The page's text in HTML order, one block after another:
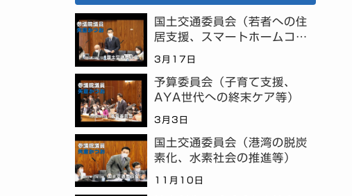
国土交通委員会（若者への住
居支援、スマートホームコミ
3月17日
予算委員会（子育て支援、
AYA世代への終末ケア等）
3月3日
国土交通委員会（港湾の脱炭
素化、水素社会の推進等）
11月10日